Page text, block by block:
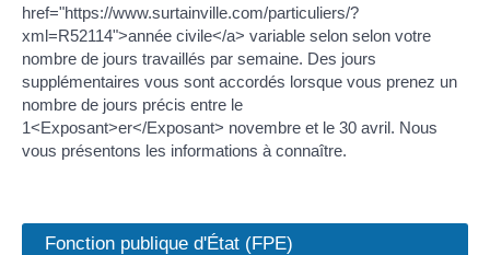
href="https://www.surtainville.com/particuliers/?
xml=R52114">année civile</a> variable selon selon votre
nombre de jours travaillés par semaine. Des jours
supplémentaires vous sont accordés lorsque vous prenez un
nombre de jours précis entre le
1<Exposant>er</Exposant> novembre et le 30 avril. Nous
vous présentons les informations à connaître.
Fonction publique d'État (FPE)